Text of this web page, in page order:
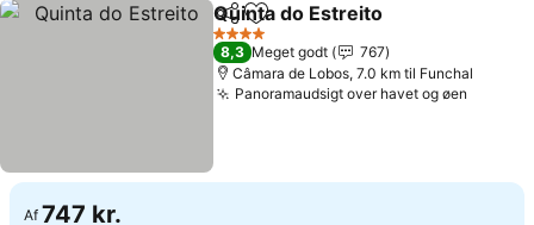
Del Føj til favoritter
Quinta do Estreito
4 Stjerner
8,3 Meget godt
767
Câmara de Lobos, 7.0 km til Funchal
Panoramaudsigt over havet og øen
Af 747 kr.